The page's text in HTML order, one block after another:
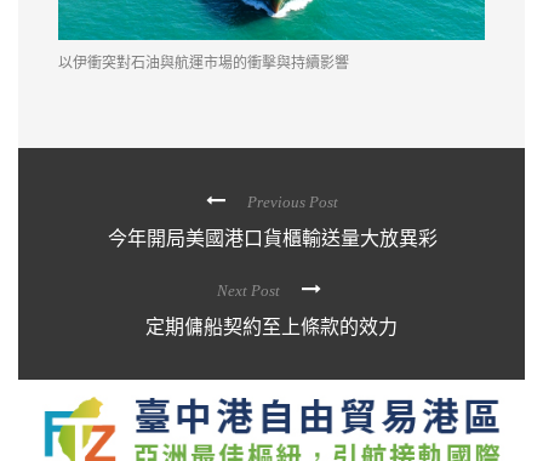
Previous Post
今年開局美國港口貨櫃輸送量大放異彩
Next Post
定期傭船契約至上條款的效力
以伊衝突對石油與航運市場的衝擊與持續影響